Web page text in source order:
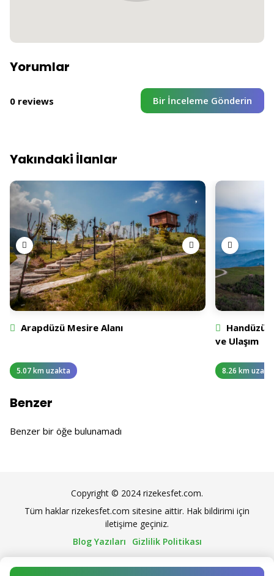
Yorumlar
0 reviews Bir İnceleme Gönderin
Yakındaki İlanlar
Arapdüzü Mesire Alanı
5.07 km uzakta
Handüzü
ve Ulaşım
8.26 km
Benzer
Benzer bir öğe bulunamadı
Copyright © 2024 rizekesfet.com.
Tüm haklar rizekesfet.com sitesine aittir. Hak bildirimi için
iletişime geçiniz.
Blog Yazıları
Gizlilik Politikası